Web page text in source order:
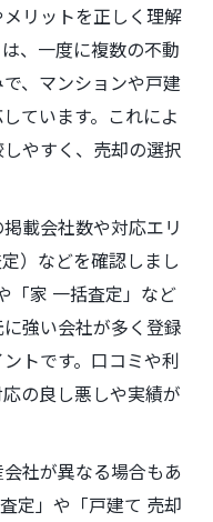
リットを正しく理解
、一度に複数の不動
、マンションや戸建
ています。これによ
やすく、売却の選択
載会社数や対応エリ
）などを確認しまし
「家 一括査定」など
強い会社が多く登録
トです。口コミや利
の良し悪しや実績が
社が異なる場合もあ
定」や「戸建て 売却